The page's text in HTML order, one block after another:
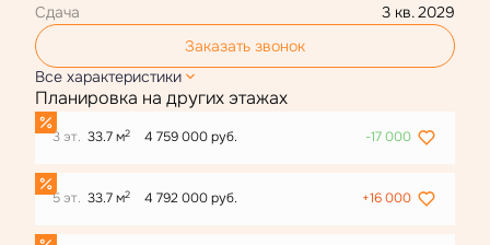
Сдача
3 кв. 2029
Заказать звонок
Все характеристики
Планировка на других этажах
3 эт. 33.7 м2 4 759 000 руб. -17 000
5 эт. 33.7 м2 4 792 000 руб. +16 000